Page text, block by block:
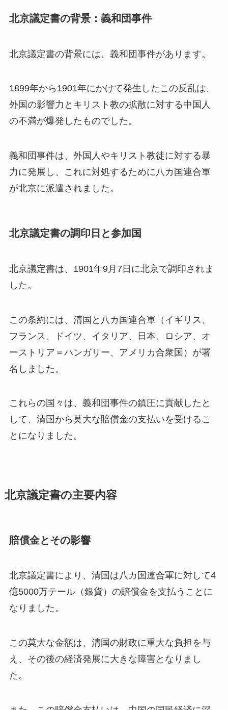
北京議定書の背景：義和団事件
北京議定書の背景には、義和団事件があります。
1899年から1901年にかけて発生したこの反乱は、
外国の影響力とキリスト教の拡散に対する中国人
の不満が爆発したものでした。
義和団事件は、外国人やキリスト教徒に対する暴
力に発展し、これに対処するために八カ国連合軍
が北京に派遣されました。
北京議定書の調印日と参加国
北京議定書は、1901年9月7日に北京で調印されま
した。
この条約には、清国と八カ国連合軍（イギリス、
フランス、ドイツ、イタリア、日本、ロシア、オ
ーストリア＝ハンガリー、アメリカ合衆国）が署
名しました。
これらの国々は、義和団事件の鎮圧に貢献したと
して、清国から莫大な賠償金の支払いを受けるこ
とになりました。
北京議定書の主要内容
賠償金とその影響
北京議定書により、清国は八カ国連合軍に対して4
億5000万テール（銀貨）の賠償金を支払うことに
なりました。
この莫大な金額は、清国の財政に重大な負担を与
え、その後の経済発展に大きな障害となりまし
た。